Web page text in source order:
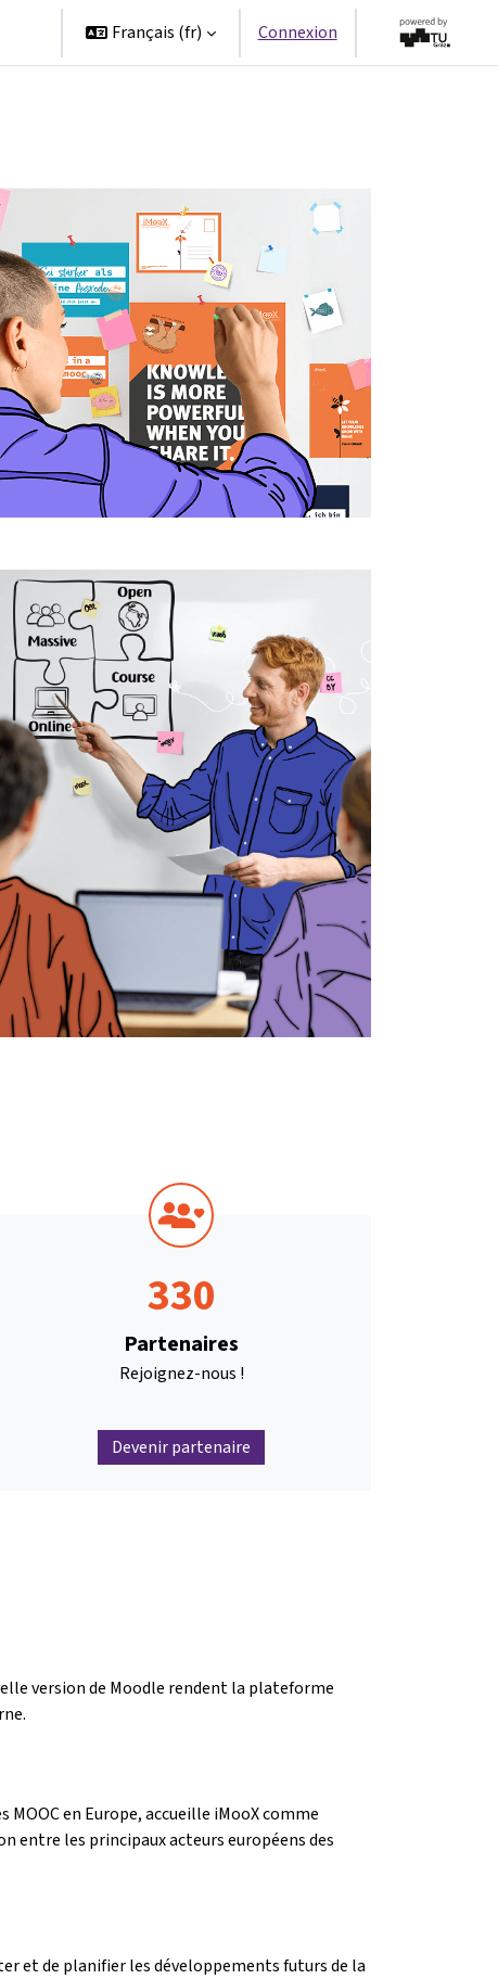
Français ‎(fr)‎ Connexion
330
Partenaires
Rejoignez-nous !
Devenir partenaire
version de Moodle rendent la plateforme
en Europe, accueille iMooX comme
entre les principaux acteurs européens des
et de planifier les développements futurs de la